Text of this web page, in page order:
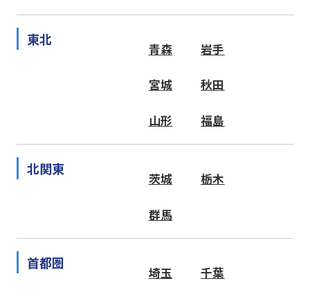
東北
青森 岩手
宮城 秋田
山形 福島
北関東
茨城 栃木
群馬
首都圏
埼玉 千葉